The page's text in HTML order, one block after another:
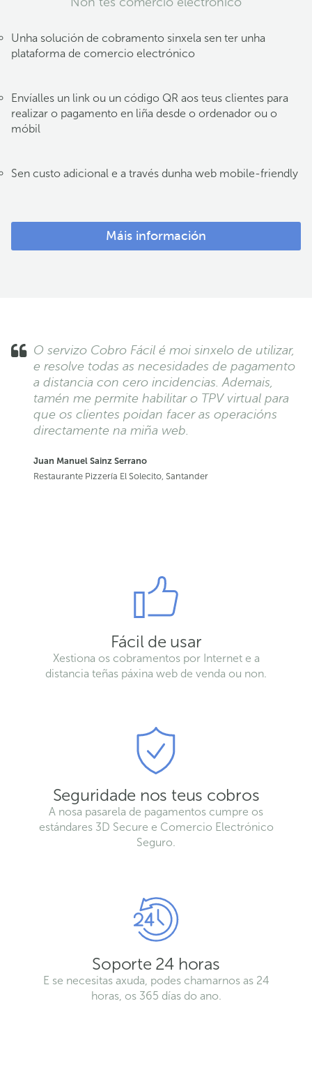
Unha solución de cobramento sinxela sen ter unha
plataforma de comercio electrónico
Envíalles un link ou un código QR aos teus clientes para
realizar o pagamento en liña desde o ordenador ou o
móbil
Sen custo adicional e a través dunha web mobile-friendly
Máis información
O servizo Cobro Fácil é moi sinxelo de utilizar,
e resolve todas as necesidades de pagamento
a distancia con cero incidencias. Ademais,
tamén me permite habilitar o TPV virtual para
que os clientes poidan facer as operacións
directamente na miña web.
Juan Manuel Sainz Serrano
Restaurante Pizzería El Solecito, Santander
Fácil de usar
Xestiona os cobramentos por Internet e a
distancia teñas páxina web de venda ou non.
Seguridade nos teus cobros
A nosa pasarela de pagamentos cumpre os
estándares 3D Secure e Comercio Electrónico
Seguro.
Soporte 24 horas
E se necesitas axuda, podes chamarnos as 24
horas, os 365 días do ano.